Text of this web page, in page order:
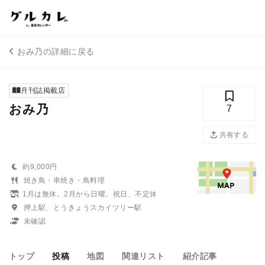
おみ乃の詳細に戻る
月刊誌掲載店
おみ乃 7
共有する
約9,000円
焼き鳥・串焼き・鳥料理
1月は無休。2月から日曜、祝日、不定休
押上駅、とうきょうスカイツリー駅
未確認
トップ 投稿 地図 関連リスト 紹介記事